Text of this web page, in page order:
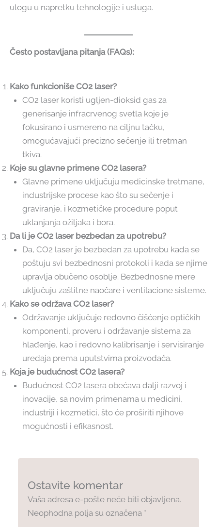
ulogu u napretku tehnologije i usluga.
Često postavljana pitanja (FAQs):
Kako funkcioniše CO2 laser?
CO2 laser koristi ugljen-dioksid gas za
generisanje infracrvenog svetla koje je
fokusirano i usmereno na ciljnu tačku,
omogućavajući precizno sečenje ili tretman
tkiva.
Koje su glavne primene CO2 lasera?
Glavne primene uključuju medicinske tretmane,
industrijske procese kao što su sečenje i
graviranje, i kozmetičke procedure poput
uklanjanja ožiljaka i bora.
Da li je CO2 laser bezbedan za upotrebu?
Da, CO2 laser je bezbedan za upotrebu kada se
poštuju svi bezbednosni protokoli i kada se njime
upravlja obučeno osoblje. Bezbednosne mere
uključuju zaštitne naočare i ventilacione sisteme.
Kako se održava CO2 laser?
Održavanje uključuje redovno čišćenje optičkih
komponenti, proveru i održavanje sistema za
hlađenje, kao i redovno kalibrisanje i servisiranje
uređaja prema uputstvima proizvođača.
Koja je budućnost CO2 lasera?
Budućnost CO2 lasera obećava dalji razvoj i
inovacije, sa novim primenama u medicini,
industriji i kozmetici, što će proširiti njihove
mogućnosti i efikasnost.
Ostavite komentar
Vaša adresa e-pošte neće biti objavljena.
Neophodna polja su označena *